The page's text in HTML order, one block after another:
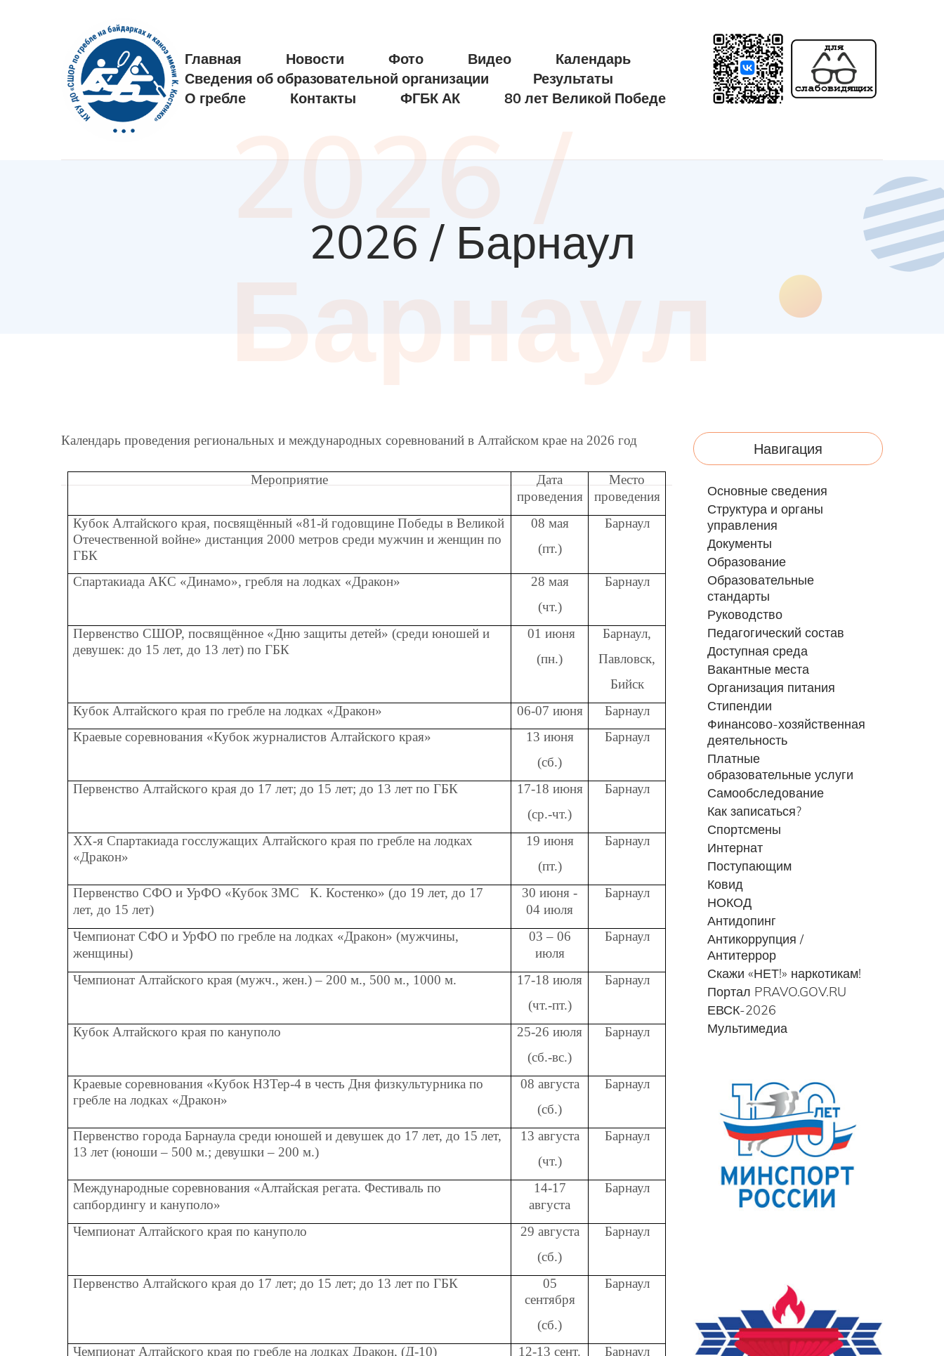
Главная Новости Фото Видео
Календарь
Сведения об образовательной организации
Результаты
О гребле
Контакты ФГБК АК 80 лет Великой Победе
2026 / Барнаул
2026 /
Календарь проведения региональных и международных соревнований в Алтайском крае на 2026 год
Мероприятие
Дата
проведения
Место
проведения
Кубок Алтайского края, посвящённый «81-й годовщине Победы в Великой
Отечественной войне» дистанция 2000 метров среди мужчин и женщин по
ГБК
08 мая
(пт.)
Барнаул
Спартакиада АКС «Динамо», гребля на лодках «Дракон»
28 мая
(чт.)
Барнаул
Первенство СШОР, посвящённое «Дню защиты детей» (среди юношей и
девушек: до 15 лет, до 13 лет) по ГБК
01 июня
(пн.)
Барнаул,
Павловск,
Бийск
Кубок Алтайского края по гребле на лодках «Дракон»
06-07 июня
Барнаул
Краевые соревнования «Кубок журналистов Алтайского края»
13 июня
(сб.)
Барнаул
Первенство Алтайского края до 17 лет; до 15 лет; до 13 лет по ГБК
17-18 июня
(ср.-чт.)
Барнаул
ХХ-я Спартакиада госслужащих Алтайского края по гребле на лодках
«Дракон»
19 июня
(пт.)
Барнаул
Первенство СФО и УрФО «Кубок ЗМС К. Костенко» (до 19 лет, до 17
лет, до 15 лет)
30 июня -
04 июля
Барнаул
Чемпионат СФО и УрФО по гребле на лодках «Дракон» (мужчины,
женщины)
03 – 06
июля
Барнаул
Чемпионат Алтайского края (мужч., жен.) – 200 м., 500 м., 1000 м.
17-18 июля
(чт.-пт.)
Барнаул
Кубок Алтайского края по кануполо
25-26 июля
(сб.-вс.)
Барнаул
Краевые соревнования «Кубок НЗТер-4 в честь Дня физкультурника по
гребле на лодках «Дракон»
08 августа
(сб.)
Барнаул
Первенство города Барнаула среди юношей и девушек до 17 лет, до 15 лет,
13 лет (юноши – 500 м.; девушки – 200 м.)
13 августа
(чт.)
Барнаул
Международные соревнования «Алтайская регата. Фестиваль по
сапбордингу и кануполо»
14-17
августа
Барнаул
Чемпионат Алтайского края по кануполо
29 августа
(сб.)
Барнаул
Первенство Алтайского края до 17 лет; до 15 лет; до 13 лет по ГБК
05
сентября
(сб.)
Барнаул
Чемпионат Алтайского края по гребле на лодках Дракон, (Д-10)
12-13 сент.
Барнаул
Навигация
Основные сведения
Структура и органы
управления
Документы
Образование
Образовательные
стандарты
Руководство
Педагогический состав
Доступная среда
Вакантные места
Организация питания
Стипендии
Финансово-хозяйственная
деятельность
Платные
образовательные услуги
Самообследование
Как записаться?
Спортсмены
Интернат
Поступающим
Ковид
НОКОД
Антидопинг
Антикоррупция /
Антитеррор
Скажи «НЕТ!» наркотикам!
Портал PRAVO.GOV.RU
ЕВСК-2026
Мультимедиа